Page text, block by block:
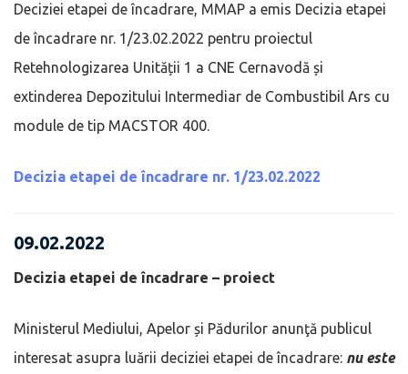
Deciziei etapei de încadrare, MMAP a emis Decizia etapei
de încadrare nr. 1/23.02.2022 pentru proiectul
Retehnologizarea Unității 1 a CNE Cernavodă și
extinderea Depozitului Intermediar de Combustibil Ars cu
module de tip MACSTOR 400.
Decizia etapei de încadrare nr. 1/23.02.2022
09.02.2022
Decizia etapei de încadrare – proiect
Ministerul Mediului, Apelor și Pădurilor anunţă publicul
interesat asupra luării deciziei etapei de încadrare: nu este